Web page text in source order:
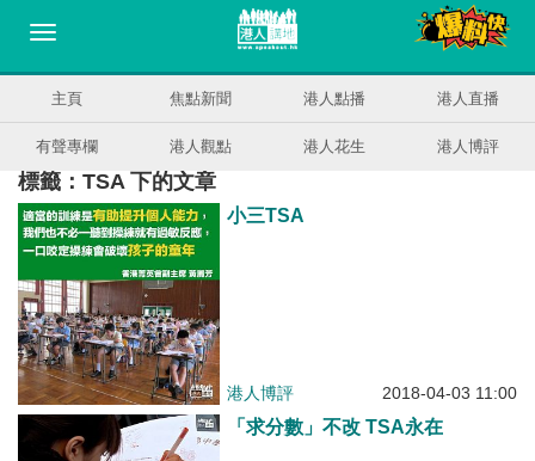
主頁 焦點新聞 港人點播 港人直播
有聲專欄 港人觀點 港人花生 港人博評
標籤：TSA 下的文章
小三TSA
港人博評 2018-04-03 11:00
「求分數」不改 TSA永在